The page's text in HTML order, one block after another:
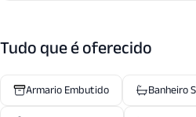
Tudo que é oferecido
Armario Embutido
Banheiro